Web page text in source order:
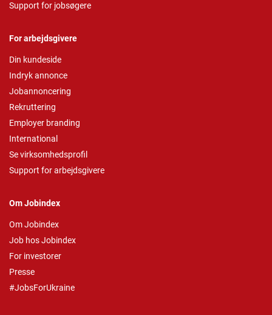
Support for jobsøgere
For arbejdsgivere
Din kundeside
Indryk annonce
Jobannoncering
Rekruttering
Employer branding
International
Se virksomhedsprofil
Support for arbejdsgivere
Om Jobindex
Om Jobindex
Job hos Jobindex
For investorer
Presse
#JobsForUkraine